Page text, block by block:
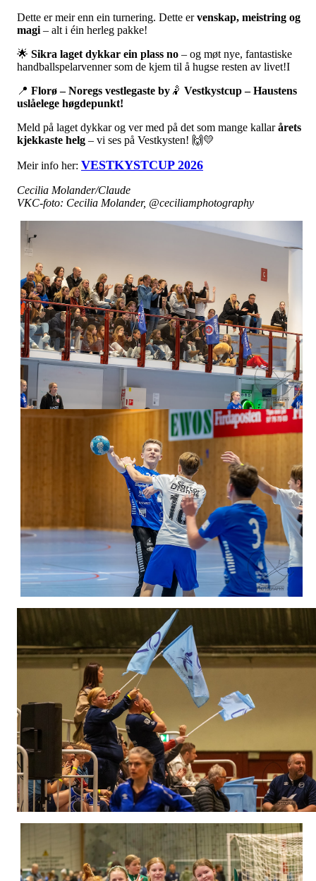
Dette er meir enn ein turnering. Dette ervenskap, meistring og
magi – alt i éin herleg pakke!
🌟 Sikra laget dykkar ein plass no – og møt nye, fantastiske
handballspelarvenner som de kjem til å hugse resten av livet!I
📍 Florø – Noregs vestlegaste by 🤾 Vestkystcup – Haustens
uslåelege høgdepunkt!
Meld på laget dykkar og ver med på det som mange kallarårets
kjekkaste helg – vi ses på Vestkysten! 🙌💛
Meir info her: VESTKYSTCUP 2026
Cecilia Molander/Claude
VKC-foto: Cecilia Molander, @ceciliamphotography